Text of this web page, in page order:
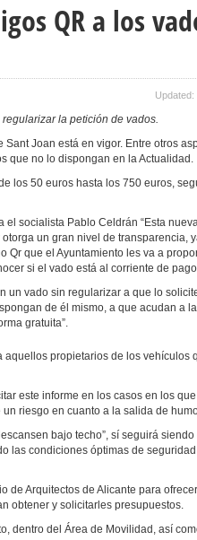
QR a los
la petición de vados.
Joan está en vigor. Entre otros
que no lo dispongan en la Actualidad.
los 50 euros hasta los 750 euros,
socialista Pablo Celdrán “Esta
un gran nivel de transparencia,
que el Ayuntamiento les va a
si el vado está al corriente de
un vado sin regularizar a que lo
de él mismo, a que acudan a
gratuita”.
propietarios de los vehículos
este informe en los casos en los
riesgo en cuanto a la salida de
bajo techo”, sí seguirá siendo
las condiciones óptimas de
de Arquitectos de Alicante para
obtener y solicitarles presupuestos.
dentro del Área de Movilidad, así